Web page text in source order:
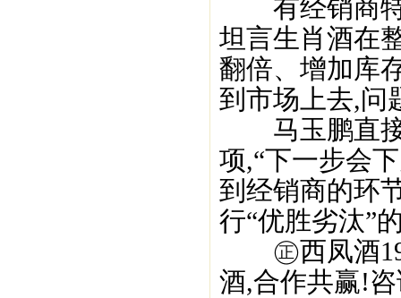
有经销商特
坦言生肖酒在
翻倍、增加库
到市场上去,问
马玉鹏直接
项,“下一步会
到经销商的环
行“优胜劣汰”
㊣西凤酒
酒,合作共赢!咨